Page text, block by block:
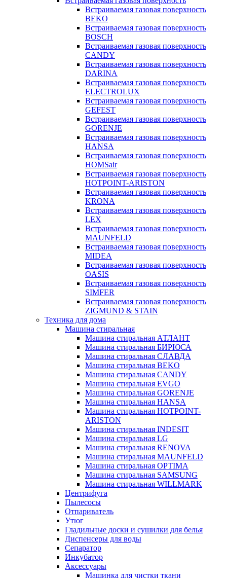
Встраиваемая газовая поверхность
BEKO
Встраиваемая газовая поверхность
BOSCH
Встраиваемая газовая поверхность
CANDY
Встраиваемая газовая поверхность
DARINA
Встраиваемая газовая поверхность
ELECTROLUX
Встраиваемая газовая поверхность
GEFEST
Встраиваемая газовая поверхность
GORENJE
Встраиваемая газовая поверхность
HANSA
Встраиваемая газовая поверхность
HOMSair
Встраиваемая газовая поверхность
HOTPOINT-ARISTON
Встраиваемая газовая поверхность
KRONA
Встраиваемая газовая поверхность
LEX
Встраиваемая газовая поверхность
MAUNFELD
Встраиваемая газовая поверхность
MIDEA
Встраиваемая газовая поверхность
OASIS
Встраиваемая газовая поверхность
SIMFER
Встраиваемая газовая поверхность
ZIGMUND & STAIN
Техника для дома
Машина стиральная
Машина стиральная АТЛАНТ
Машина стиральная БИРЮСА
Машина стиральная СЛАВДА
Машина стиральная BEKO
Машина стиральная CANDY
Машина стиральная EVGO
Машина стиральная GORENJE
Машина стиральная HANSA
Машина стиральная HOTPOINT-
ARISTON
Машина стиральная INDESIT
Машина стиральная LG
Машина стиральная RENOVA
Машина стиральная MAUNFELD
Машина стиральная OPTIMA
Машина стиральная SAMSUNG
Машина стиральная WILLMARK
Центрифуга
Пылесосы
Отпариватель
Утюг
Гладильные доски и сушилки для белья
Диспенсеры для воды
Сепаратор
Инкубатор
Аксессуары
Машинка для чистки ткани